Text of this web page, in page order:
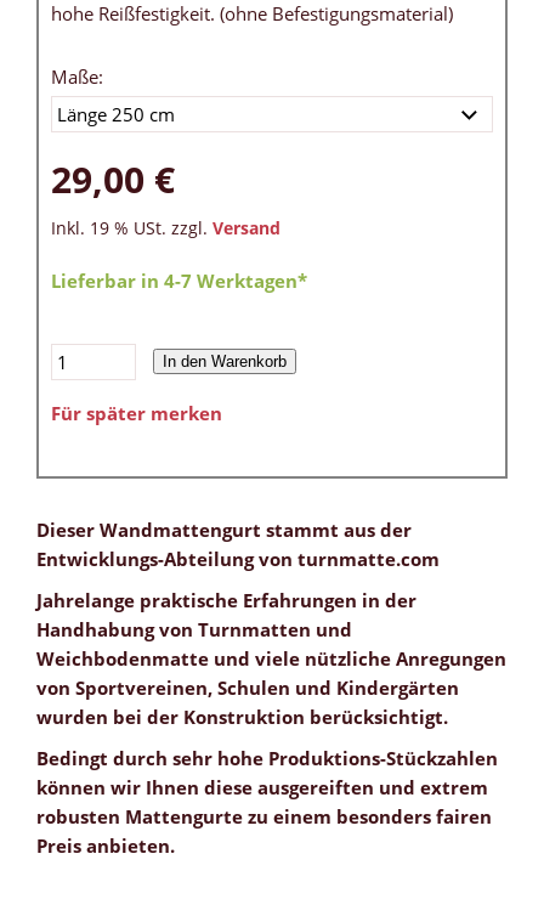
hohe Reißfestigkeit. (ohne Befestigungsmaterial)
Maße:
29,00 €
Inkl. 19 % USt. zzgl. Versand
Lieferbar in 4-7 Werktagen*
In den Warenkorb
Für später merken
Dieser Wandmattengurt stammt aus der
Entwicklungs-Abteilung von turnmatte.com
Jahrelange praktische Erfahrungen in der
Handhabung von Turnmatten und
Weichbodenmatte und viele nützliche Anregungen
von Sportvereinen, Schulen und Kindergärten
wurden bei der Konstruktion berücksichtigt.
Bedingt durch sehr hohe Produktions-Stückzahlen
können wir Ihnen diese ausgereiften und extrem
robusten Mattengurte zu einem besonders fairen
Preis anbieten.